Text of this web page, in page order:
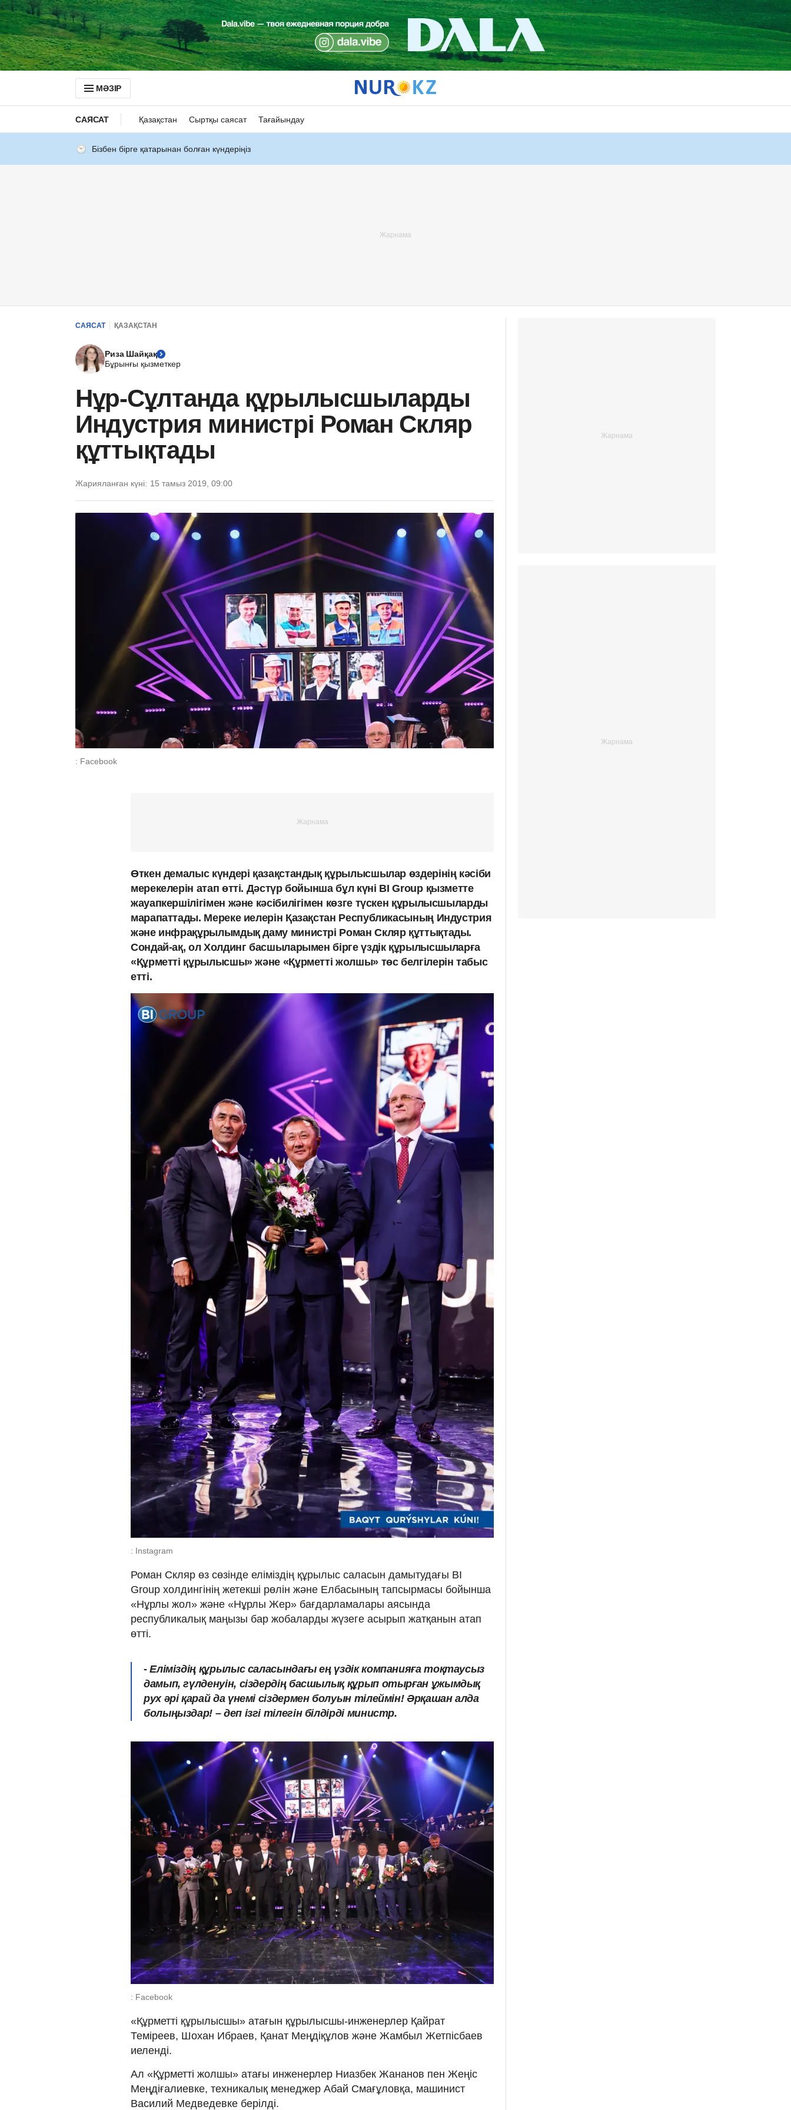
МӘЗІР
САЯСАТ Қазақстан Сыртқы саясат Тағайындау
Бізбен бірге қатарынан болған күндеріңіз
САЯСАТ ҚАЗАҚСТАН
Риза Шайқақ
Бұрынғы қызметкер
Нұр-Сұлтанда құрылысшыларды
Индустрия министрі Роман Скляр
құттықтады
Жарияланған күні: 15 тамыз 2019, 09:00
: Facebook
Өткен демалыс күндері қазақстандық құрылысшылар өздерінің кәсіби
мерекелерін атап өтті. Дәстүр бойынша бұл күні BI Group қызметте
жауапкершілігімен және кәсібилігімен көзге түскен құрылысшыларды
марапаттады. Мереке иелерін Қазақстан Республикасының Индустрия
және инфрақұрылымдық даму министрі Роман Скляр құттықтады.
Сондай-ақ, ол Холдинг басшыларымен бірге үздік құрылысшыларға
«Құрметті құрылысшы» және «Құрметті жолшы» төс белгілерін табыс
етті.
: Instagram
Роман Скляр өз сөзінде еліміздің құрылыс саласын дамытудағы BI
Group холдингінің жетекші рөлін және Елбасының тапсырмасы бойынша
«Нұрлы жол» және «Нұрлы Жер» бағдарламалары аясында
республикалық маңызы бар жобаларды жүзеге асырып жатқанын атап
өтті.
-Еліміздің құрылыс саласындағы ең үздік компанияға тоқтаусыз
дамып, гүлденуін, сіздердің басшылық құрып отырған ұжымдық
рух әрі қарай да үнемі сіздермен болуын тілеймін! Әрқашан алда
болыңыздар! – деп ізгі тілегін білдірді министр.
: Facebook
«Құрметті құрылысшы» атағын құрылысшы-инженерлер Қайрат
Теміреев, Шохан Ибраев, Қанат Меңдіқұлов және Жамбыл Жетпісбаев
иеленді.
Ал «Құрметті жолшы» атағы инженерлер Ниазбек Жананов пен Жеңіс
Меңдіғалиевке, техникалық менеджер Абай Смағұловқа, машинист
Василий Медведевке берілді.